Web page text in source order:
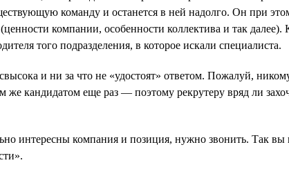
команду и останется в ней надолго. Он при
компании, особенности коллектива и так
того подразделения, в которое искали специалиста.
и ни за что не «удостоят» ответом. Пожалуй,
же кандидатом еще раз — поэтому рекрутеру вряд ли
интересны компания и позиция, нужно звонить. Так вы